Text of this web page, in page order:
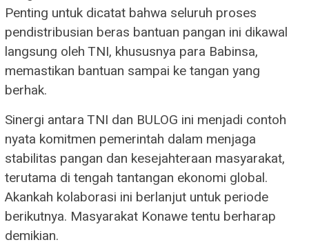
Penting untuk dicatat bahwa seluruh proses
pendistribusian beras bantuan pangan ini dikawal
langsung oleh TNI, khususnya para Babinsa,
memastikan bantuan sampai ke tangan yang
berhak.
Sinergi antara TNI dan BULOG ini menjadi contoh
nyata komitmen pemerintah dalam menjaga
stabilitas pangan dan kesejahteraan masyarakat,
terutama di tengah tantangan ekonomi global.
Akankah kolaborasi ini berlanjut untuk periode
berikutnya. Masyarakat Konawe tentu berharap
demikian.